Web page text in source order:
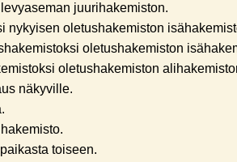
juurihakemiston.
nykyisen oletushakemiston
oletushakemiston
oletushakemiston
näkyville.
toiseen.